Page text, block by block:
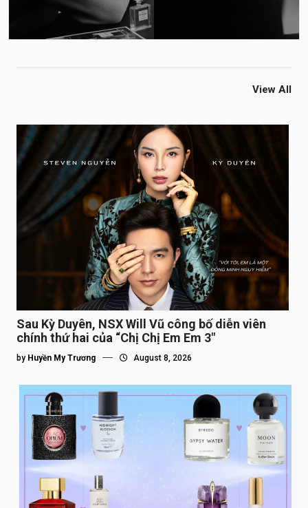
View All
Sau Kỳ Duyên, NSX Will Vũ công bố diễn viên
chính thứ hai của “Chị Chị Em Em 3″
by Huyền My Trương August 8, 2026